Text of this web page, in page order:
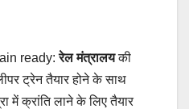
ready:रेल मंत्रालयकी
ट्रेन तैयार होने के साथ
में क्रांति लाने के लिए तैयार